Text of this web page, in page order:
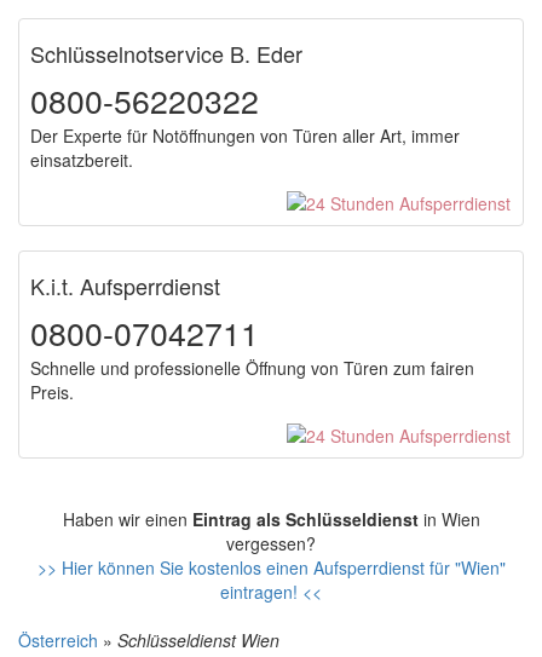
Schlüsselnotservice B. Eder
0800-56220322
Der Experte für Notöffnungen von Türen aller Art, immer
einsatzbereit.
K.i.t. Aufsperrdienst
0800-07042711
Schnelle und professionelle Öffnung von Türen zum fairen
Preis.
Haben wir einen Eintrag als Schlüsseldienstin Wien
vergessen?
>> Hier können Sie kostenlos einen Aufsperrdienst für "Wien"
eintragen! <<
Österreich » Schlüsseldienst Wien